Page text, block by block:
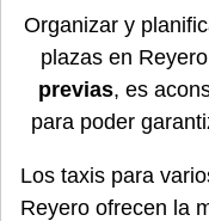
Organizar y
plazas en
previas, es
para poder
Los taxis para
Reyero ofrecen la